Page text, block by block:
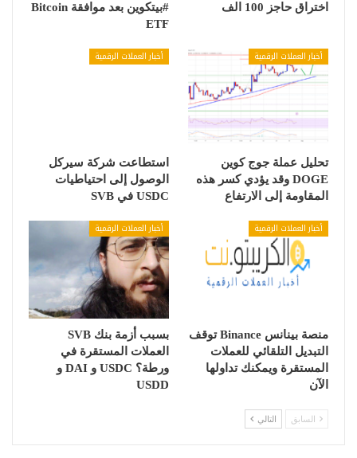
اختراق حاجز 100 الف
#بيتكوين بعد موافقة Bitcoin
ETF
أخبار العملات الرقمية
تحليل عملة جوج كوين
DOGE وقد يؤدي كسر هذه
المقاومة إلى الارتفاع
أخبار العملات الرقمية
استطاعت شركة سيركل
الوصول إلى احتياطيات
USDC في SVB
أخبار العملات الرقمية
منصة بينانس Binance توقف
التبديل التلقائي للعملات
المستقرة ويمكنك تداولها
الآن
أخبار العملات الرقمية
بسبب أزمة بنك SVB
العملات المستقرة في
ورطة؟ USDC و DAI و
USDD
السابق التالي